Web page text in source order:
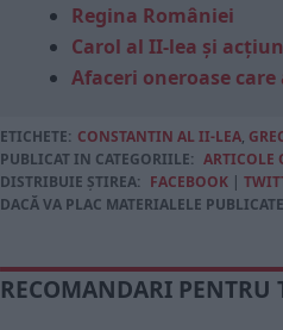
Regina României
Carol al II-lea și
Afaceri oneroase
ETICHETE: CONSTANTIN AL II-LEA,
PUBLICAT IN CATEGORIILE: ARTICOLE
DISTRIBUIE ȘTIREA: FACEBOOK |
DACĂ VA PLAC MATERIALELE
RECOMANDARI PENTRU